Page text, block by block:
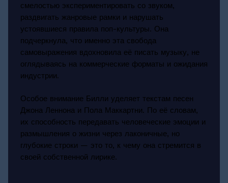
смелостью экспериментировать со звуком,
раздвигать жанровые рамки и нарушать
устоявшиеся правила поп-культуры. Она
подчеркнула, что именно эта свобода
самовыражения вдохновила её писать музыку, не
оглядываясь на коммерческие форматы и ожидания
индустрии.
Особое внимание Билли уделяет текстам песен
Джона Леннона и Пола Маккартни. По её словам,
их способность передавать человеческие эмоции и
размышления о жизни через лаконичные, но
глубокие строки — это то, к чему она стремится в
своей собственной лирике.